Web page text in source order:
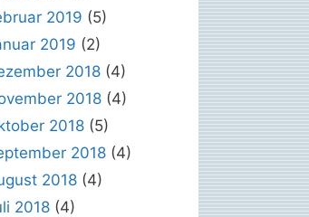
2019 (5)
2019 (2)
2018 (4)
2018 (4)
2018 (5)
2018 (4)
2018 (4)
2018 (4)